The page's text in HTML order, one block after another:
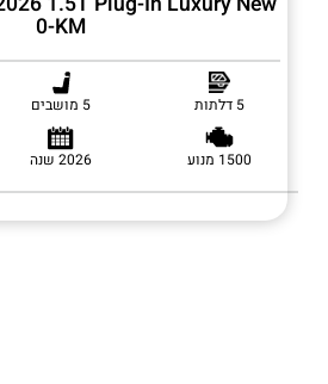
0-KM
5 דלתות 5 מושבים
1500 מנוע 2026 שנה